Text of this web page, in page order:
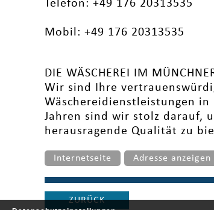
Telefon: +49 176 20313535
Mobil: +49 176 20313535
DIE WÄSCHEREI IM
Wir sind Ihre
Wäschereidienstleistungen in
Jahren sind wir stolz darauf,
herausragende Qualität zu
Internetseite Adresse anzeigen
ZURÜCK